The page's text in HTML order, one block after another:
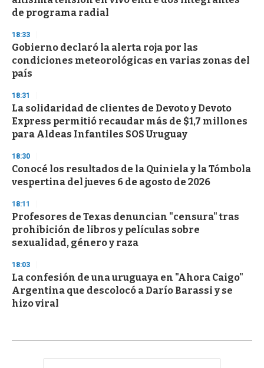
de programa radial
18:33
Gobierno declaró la alerta roja por las
condiciones meteorológicas en varias zonas del
país
18:31
La solidaridad de clientes de Devoto y Devoto
Express permitió recaudar más de $1,7 millones
para Aldeas Infantiles SOS Uruguay
18:30
Conocé los resultados de la Quiniela y la Tómbola
vespertina del jueves 6 de agosto de 2026
18:11
Profesores de Texas denuncian "censura" tras
prohibición de libros y películas sobre
sexualidad, género y raza
18:03
La confesión de una uruguaya en "Ahora Caigo"
Argentina que descolocó a Darío Barassi y se
hizo viral